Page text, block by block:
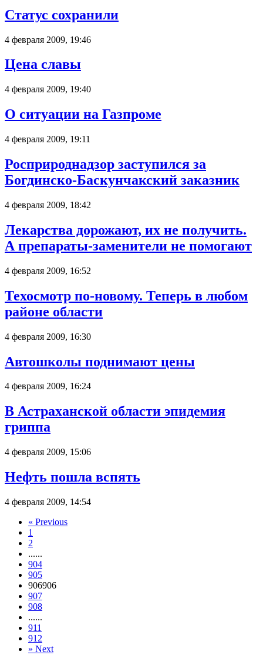
Статус сохранили
4 февраля 2009, 19:46
Цена славы
4 февраля 2009, 19:40
О ситуации на Газпроме
4 февраля 2009, 19:11
Росприроднадзор заступился за
Богдинско-Баскунчакский заказник
4 февраля 2009, 18:42
Лекарства дорожают, их не получить.
А препараты-заменители не помогают
4 февраля 2009, 16:52
Техосмотр по-новому. Теперь в любом
районе области
4 февраля 2009, 16:30
Автошколы поднимают цены
4 февраля 2009, 16:24
В Астраханской области эпидемия
гриппа
4 февраля 2009, 15:06
Нефть пошла вспять
4 февраля 2009, 14:54
« Previous
1
2
......
904
905
906906
907
908
......
911
912
» Next